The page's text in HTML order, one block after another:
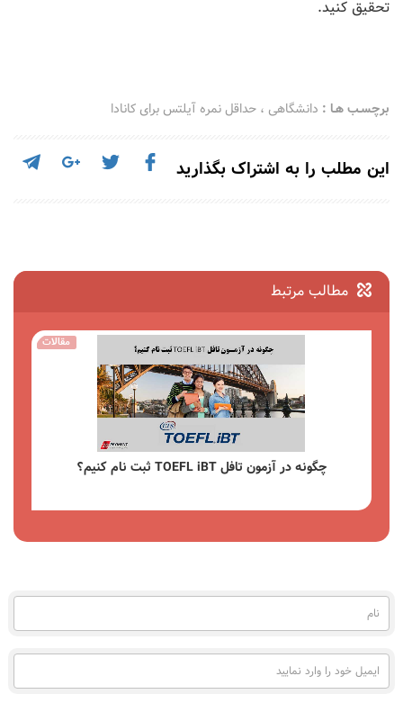
تحقیق کنید.
برچسـب هـا : دانشگاهی ، حداقل نمره آیلتس برای کانادا
این مطلب را به اشتراک بگذارید
مطالب مرتبط
مقالات
چگونه در آزمون تافل TOEFL iBT ثبت نام کنیم؟
نام
(به
ایمیل
خود